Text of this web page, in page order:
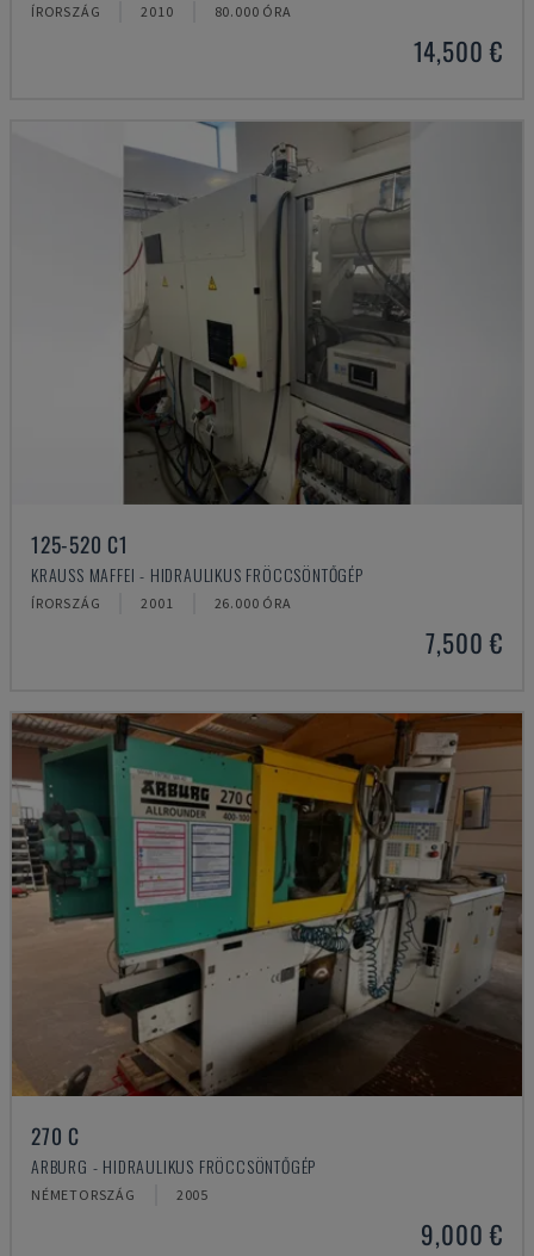
ÍRORSZÁG 2010 80.000 ÓRA
14,500 €
125-520 C1
KRAUSS MAFFEI - HIDRAULIKUS FRÖCCSÖNTŐGÉP
ÍRORSZÁG 2001 26.000 ÓRA
7,500 €
270 C
ARBURG - HIDRAULIKUS FRÖCCSÖNTŐGÉP
NÉMETORSZÁG 2005
9,000 €